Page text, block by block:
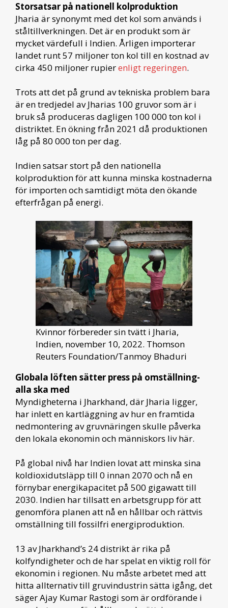
Storsatsar på nationell kolproduktion
Jharia är synonymt med det kol som används i
ståltillverkningen. Det är en produkt som är
mycket värdefull i Indien. Årligen importerar
landet runt 57 miljoner ton kol till en kostnad av
cirka 450 miljoner rupierenligt regeringen.
Trots att det på grund av tekniska problem bara
är en tredjedel av Jharias 100 gruvor som är i
bruk så produceras dagligen 100 000 ton kol i
distriktet. En ökning från 2021 då produktionen
låg på 80 000 ton per dag.
Indien satsar stort på den nationella
kolproduktion för att kunna minska kostnaderna
för importen och samtidigt möta den ökande
efterfrågan på energi.
Kvinnor förbereder sin tvätt i Jharia,
Indien, november 10, 2022. Thomson
Reuters Foundation/Tanmoy Bhaduri
Globala löften sätter press på omställning-
alla ska med
Myndigheterna i Jharkhand, där Jharia ligger,
har inlett en kartläggning av hur en framtida
nedmontering av gruvnäringen skulle påverka
den lokala ekonomin och människors liv här.
På global nivå har Indien lovat att minska sina
koldioxidutsläpp till 0 innan 2070 och nå en
förnybar energikapacitet på 500 gigawatt till
2030. Indien har tillsatt en arbetsgrupp för att
genomföra planen att nå en hållbar och rättvis
omställning till fossilfri energiproduktion.
13 av Jharkhand’s 24 distrikt är rika på
kolfyndigheter och de har spelat en viktig roll för
ekonomin i regionen. Nu måste arbetet med att
hitta allternativ till gruvindustrin sätta igång, det
säger Ajay Kumar Rastogi som är ordförande i